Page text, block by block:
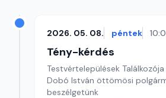
2026. 05. 08. péntek
Tény-kérdés
Testvértelepülések
Dobó István öttömösi
beszélgetünk